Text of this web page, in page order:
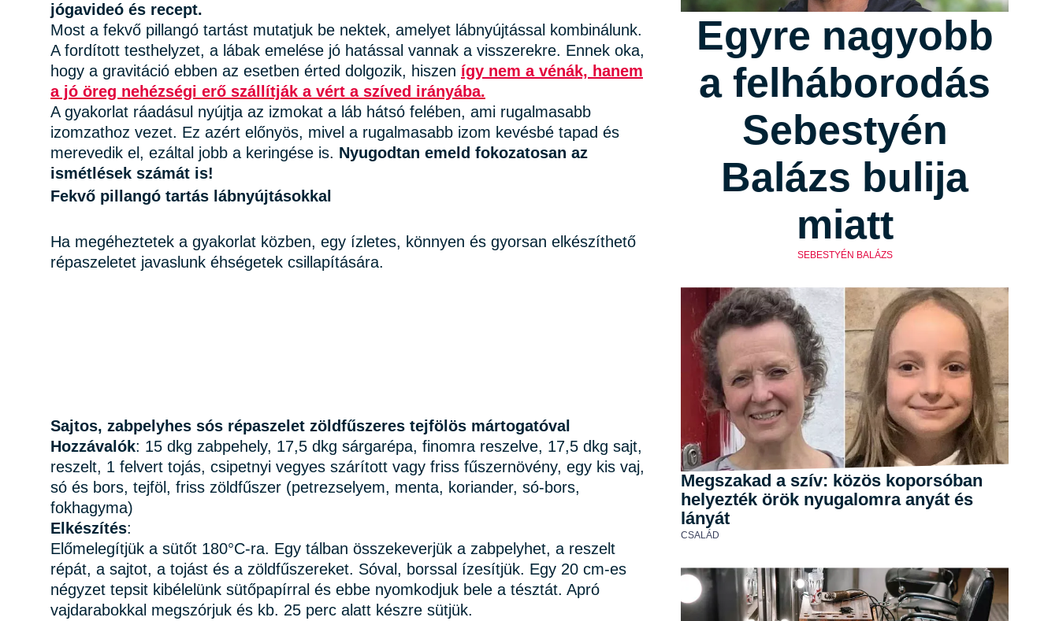
jógavideó és recept.
Most a fekvő pillangó tartást mutatjuk be nektek, amelyet lábnyújtással kombinálunk.
A fordított testhelyzet, a lábak emelése jó hatással vannak a visszerekre. Ennek oka,
hogy a gravitáció ebben az esetben érted dolgozik, hiszen így nem a vénák, hanem
a jó öreg nehézségi erő szállítják a vért a szíved irányába.
A gyakorlat ráadásul nyújtja az izmokat a láb hátsó felében, ami rugalmasabb
izomzathoz vezet. Ez azért előnyös, mivel a rugalmasabb izom kevésbé tapad és
merevedik el, ezáltal jobb a keringése is. Nyugodtan emeld fokozatosan az
ismétlések számát is!
Fekvő pillangó tartás lábnyújtásokkal
Ha megéheztetek a gyakorlat közben, egy ízletes, könnyen és gyorsan elkészíthető
répaszeletet javaslunk éhségetek csillapítására.
Sajtos, zabpelyhes sós répaszelet zöldfűszeres tejfölös mártogatóval
Hozzávalók: 15 dkg zabpehely, 17,5 dkg sárgarépa, finomra reszelve, 17,5 dkg sajt,
reszelt, 1 felvert tojás, csipetnyi vegyes szárított vagy friss fűszernövény, egy kis vaj,
só és bors, tejföl, friss zöldfűszer (petrezselyem, menta, koriander, só-bors,
fokhagyma)
Elkészítés:
Előmelegítjük a sütőt 180°C-ra. Egy tálban összekeverjük a zabpelyhet, a reszelt
répát, a sajtot, a tojást és a zöldfűszereket. Sóval, borssal ízesítjük. Egy 20 cm-es
négyzet tepsit kibélelünk sütőpapírral és ebbe nyomkodjuk bele a tésztát. Apró
vajdarabokkal megszórjuk és kb. 25 perc alatt készre sütjük.
Egyre nagyobb
a felháborodás
Sebestyén
Balázs bulija
miatt
SEBESTYÉN BALÁZS
Megszakad a szív: közös koporsóban
helyezték örök nyugalomra anyát és
lányát
CSALÁD